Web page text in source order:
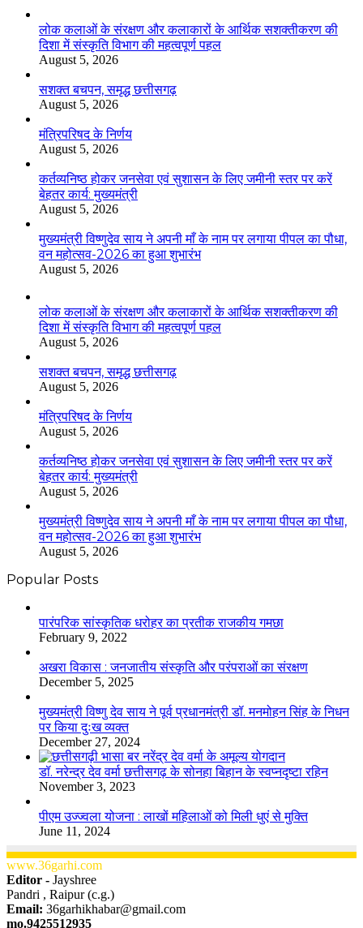
लोक कलाओं के संरक्षण और कलाकारों के आर्थिक सशक्तीकरण की
दिशा में संस्कृति विभाग की महत्वपूर्ण पहल
August 5, 2026
सशक्त बचपन, समृद्ध छत्तीसगढ़
August 5, 2026
मंत्रिपरिषद के निर्णय
August 5, 2026
कर्तव्यनिष्ठ होकर जनसेवा एवं सुशासन के लिए जमीनी स्तर पर करें
बेहतर कार्य: मुख्यमंत्री
August 5, 2026
मुख्यमंत्री विष्णुदेव साय ने अपनी माँ के नाम पर लगाया पीपल का पौधा,
वन महोत्सव-2026 का हुआ शुभारंभ
August 5, 2026
लोक कलाओं के संरक्षण और कलाकारों के आर्थिक सशक्तीकरण की
दिशा में संस्कृति विभाग की महत्वपूर्ण पहल
August 5, 2026
सशक्त बचपन, समृद्ध छत्तीसगढ़
August 5, 2026
मंत्रिपरिषद के निर्णय
August 5, 2026
कर्तव्यनिष्ठ होकर जनसेवा एवं सुशासन के लिए जमीनी स्तर पर करें
बेहतर कार्य: मुख्यमंत्री
August 5, 2026
मुख्यमंत्री विष्णुदेव साय ने अपनी माँ के नाम पर लगाया पीपल का पौधा,
वन महोत्सव-2026 का हुआ शुभारंभ
August 5, 2026
Popular Posts
​​​​​​​पारंपरिक सांस्कृतिक धरोहर का प्रतीक राजकीय गमछा
February 9, 2022
अखरा विकास : जनजातीय संस्कृति और परंपराओं का संरक्षण
December 5, 2025
मुख्यमंत्री विष्णु देव साय ने पूर्व प्रधानमंत्री डॉ. मनमोहन सिंह के निधन
पर किया दुःख व्यक्त
December 27, 2024
डॉ. नरेन्द्र देव वर्मा छत्तीसगढ़ के सोनहा बिहान के स्वप्नदृष्टा रहिन
November 3, 2023
पीएम उज्ज्वला योजना : लाखों महिलाओं को मिली धुएं से मुक्ति
June 11, 2024
www.36garhi.com
Editor - Jayshree
Pandri , Raipur (c.g.)
Email: 36garhikhabar@gmail.com
mo.9425512935